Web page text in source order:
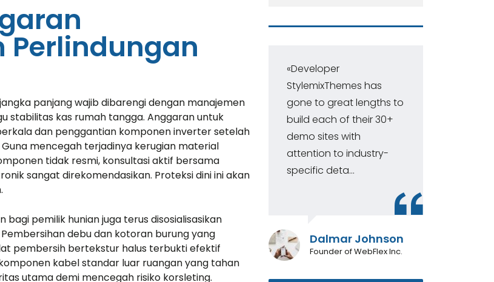
Perlindungan
panjang wajib dibarengi dengan manajemen
stabilitas kas rumah tangga. Anggaran untuk
dan penggantian komponen inverter setelah
mencegah terjadinya kerugian material
tidak resmi, konsultasi aktif bersama
sangat direkomendasikan. Proteksi dini ini akan
pemilik hunian juga terus disosialisasikan
debu dan kotoran burung yang
pembersih bertekstur halus terbukti efektif
kabel standar luar ruangan yang tahan
utama demi mencegah risiko korsleting.
for financial institutions.
We take pride in being a
transparent and
perfection orien...
Victoria Porter
CTO at Smarty PTY
«Developer
StylemixThemes has
gone to great lengths to
build each of their 30+
demo sites with
attention to industry-
specific deta...
Dalmar Johnson
Founder of WebFlex Inc.